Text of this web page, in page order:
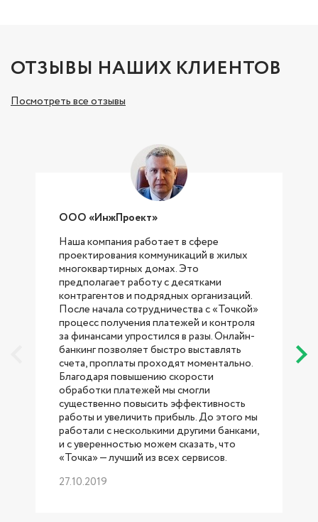
ОТЗЫВЫ НАШИХ КЛИЕНТОВ
Посмотреть все отзывы
ООО «ИнжПроект»
Наша компания работает в сфере
проектирования коммуникаций в жилых
многоквартирных домах. Это
предполагает работу с десятками
контрагентов и подрядных организаций.
После начала сотрудничества с «Точкой»
процесс получения платежей и контроля
за финансами упростился в разы. Онлайн-
банкинг позволяет быстро выставлять
счета, проплаты проходят моментально.
Благодаря повышению скорости
обработки платежей мы смогли
существенно повысить эффективность
работы и увеличить прибыль. До этого мы
работали с несколькими другими банками,
и с уверенностью можем сказать, что
«Точка» — лучший из всех сервисов.
27.10.2019